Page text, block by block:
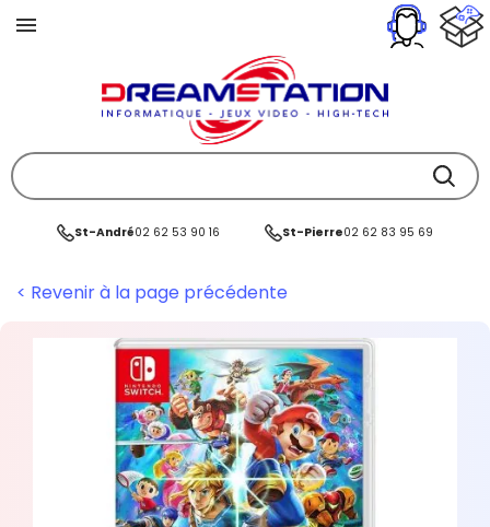
St-André02 62 53 90 16 St-Pierre02 62 83 95 69
< Revenir à la page précédente